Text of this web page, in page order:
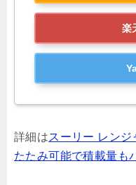
楽
詳細はスーリー レンジ
たたみ可能で積載量も